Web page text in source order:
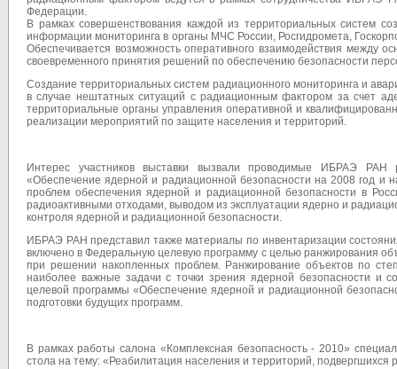
Федерации.
В рамках совершенствования каждой из территориальных систем
информации мониторинга в органы МЧС России, Росгидромета,
Обеспечивается возможность оперативного взаимодействия между
своевременного принятия решений по обеспечению безопасности
Создание территориальных систем радиационного мониторинга и
в случае нештатных ситуаций с радиационным фактором за счет
территориальные органы управления оперативной и
реализации мероприятий по защите населения и территорий.
Интерес участников выставки вызвали проводимые ИБРАЭ РАН
«Обеспечение ядерной и радиационной безопасности на 2008 год
проблем обеспечения ядерной и радиационной безопасности в
радиоактивными отходами, выводом из эксплуатации ядерно и
контроля ядерной и радиационной безопасности.
ИБРАЭ РАН представил также материалы по инвентаризации
включено в Федеральную целевую программу с целью ранжирования
при решении накопленных проблем. Ранжирование объектов по
наиболее важные задачи с точки зрения ядерной безопасности и
целевой программы «Обеспечение ядерной и радиационной
подготовки будущих программ.
В рамках работы салона «Комплексная безопасность - 2010»
стола на тему: «Реабилитация населения и территорий,